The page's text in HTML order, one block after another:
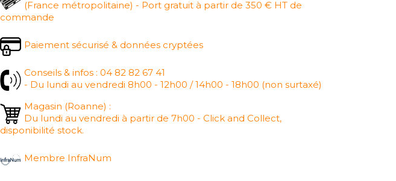
(France métropolitaine) - Port gratuit à partir de 350 € HT de
commande
Paiement sécurisé & données cryptées
Conseils & infos : 04 82 82 67 41
- Du lundi au vendredi 8h00 - 12h00 / 14h00 - 18h00 (non surtaxé)
Magasin (Roanne) :
Du lundi au vendredi à partir de 7h00 - Click and Collect,
disponibilité stock.
Membre InfraNum